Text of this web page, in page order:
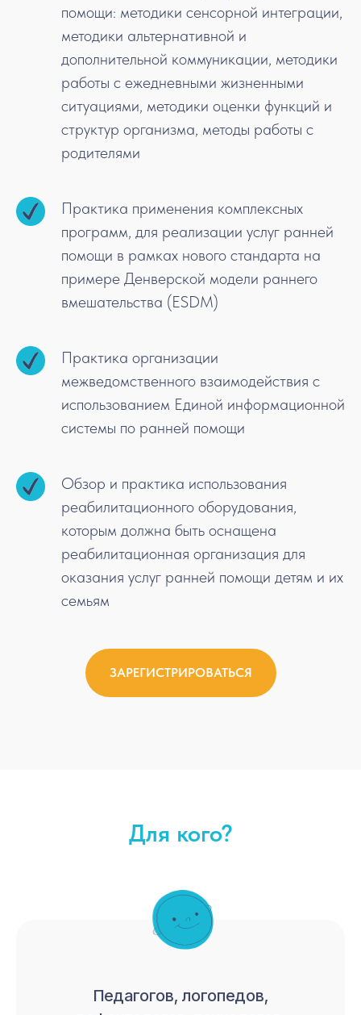
помощи: методики сенсорной интеграции,
методики альтернативной и
дополнительной коммуникации, методики
работы с ежедневными жизненными
ситуациями, методики оценки функций и
структур организма, методы работы с
родителями
Практика применения комплексных
программ, для реализации услуг ранней
помощи в рамках нового стандарта на
примере Денверской модели раннего
вмешательства (ESDM)
Практика организации
межведомственного взаимодействия с
использованием Единой информационной
системы по ранней помощи
Обзор и практика использования
реабилитационного оборудования,
которым должна быть оснащена
реабилитационная организация для
оказания услуг ранней помощи детям и их
семьям
ЗАРЕГИСТРИРОВАТЬСЯ
Для кого?
Педагогов, логопедов,
РАЗВИТИЕ СИСТЕМЫ РАННЕЙ
ЗАКОНОДАТЕЛЬНОЙ ВЛАСТИ
Витальевна, Ермолаева Евгения